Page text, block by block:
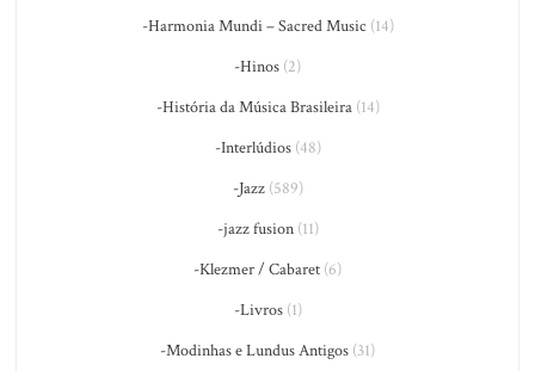
-Harmonia Mundi – Sacred Music (14)
-Hinos (2)
-História da Música Brasileira(14)
-Interlúdios(48)
-Jazz(589)
-jazz fusion(11)
-Klezmer / Cabaret (6)
-Livros(1)
-Modinhas e Lundus Antigos (31)